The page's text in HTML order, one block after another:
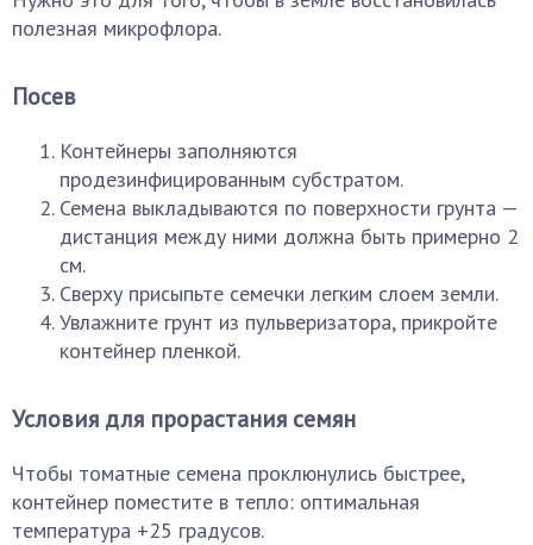
полезная микрофлора.
Посев
Контейнеры заполняются
продезинфицированным субстратом.
Семена выкладываются по поверхности грунта —
дистанция между ними должна быть примерно 2
см.
Сверху присыпьте семечки легким слоем земли.
Увлажните грунт из пульверизатора, прикройте
контейнер пленкой.
Условия для прорастания семян
Чтобы томатные семена проклюнулись быстрее,
контейнер поместите в тепло: оптимальная
температура +25 градусов.